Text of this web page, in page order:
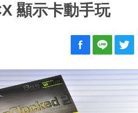
顯示卡動手玩